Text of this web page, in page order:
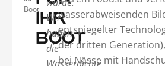
Boot
IHR
BOOT
Wir
haben
die
wasserabweisenden
entspiegelter
der dritten
bei Nässe mit